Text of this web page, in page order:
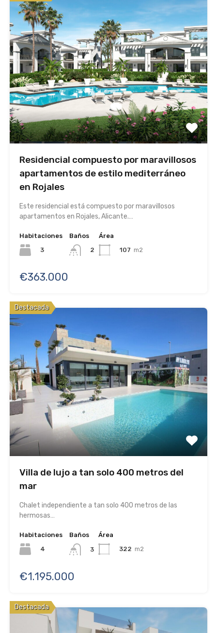
Residencial compuesto por maravillosos
apartamentos de estilo mediterráneo
en Rojales
Este residencial está compuesto por maravillosos
apartamentos en Rojales, Alicante.…
Habitaciones
3
Baños
2
Área
107 m2
€363.000
Destacada
Villa de lujo a tan solo 400 metros del
mar
Chalet independiente a tan solo 400 metros de las
hermosas…
Habitaciones
4
Baños
3
Área
322 m2
€1.195.000
Destacada